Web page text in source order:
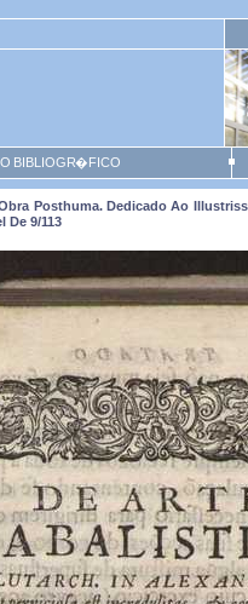
BIBLIOGR�FICO
Posthuma. Dedicado Ao
De 9/113